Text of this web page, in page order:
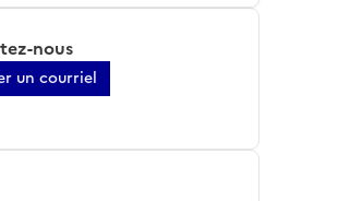
nous
un courriel